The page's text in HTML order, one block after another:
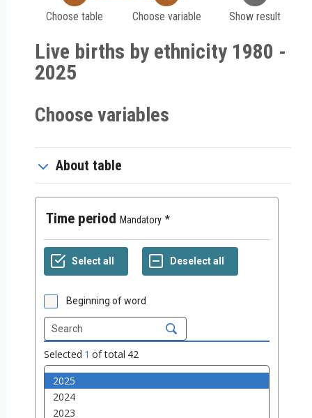
Choose table Choose variable Show result
Live births by ethnicity 1980 -
2025
Choose variables
About table
Time period Mandatory
Beginning of word
Selected 1 of total 42